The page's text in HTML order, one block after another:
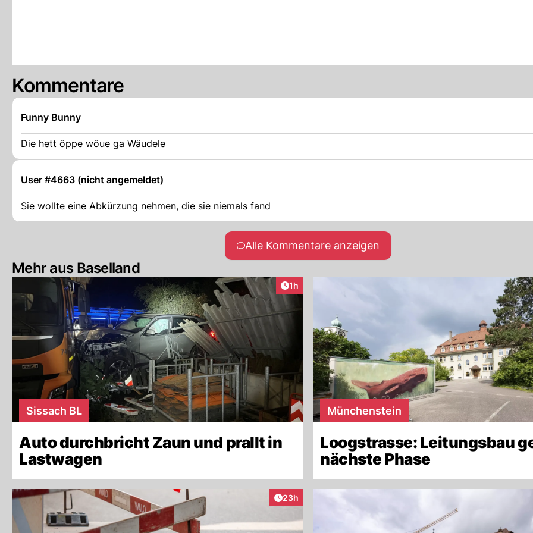
Kommentare
Funny Bunny
Die hett öppe wöue ga Wäudele
User #4663 (nicht angemeldet)
Sie wollte eine Abkürzung nehmen, die sie niemals fand
Alle Kommentare anzeigen
Mehr aus Baselland
Artikel veröffentlicht:
1h
Sissach BL
Auto durchbricht Zaun und prallt in
Lastwagen
Münchenstein
Loogstrasse: Leitungsbau
nächste Phase
Artikel veröffentlicht:
23h